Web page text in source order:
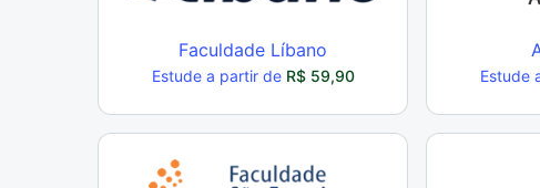
Faculdade Líbano
Estude a partir de R$ 59,90 Estude